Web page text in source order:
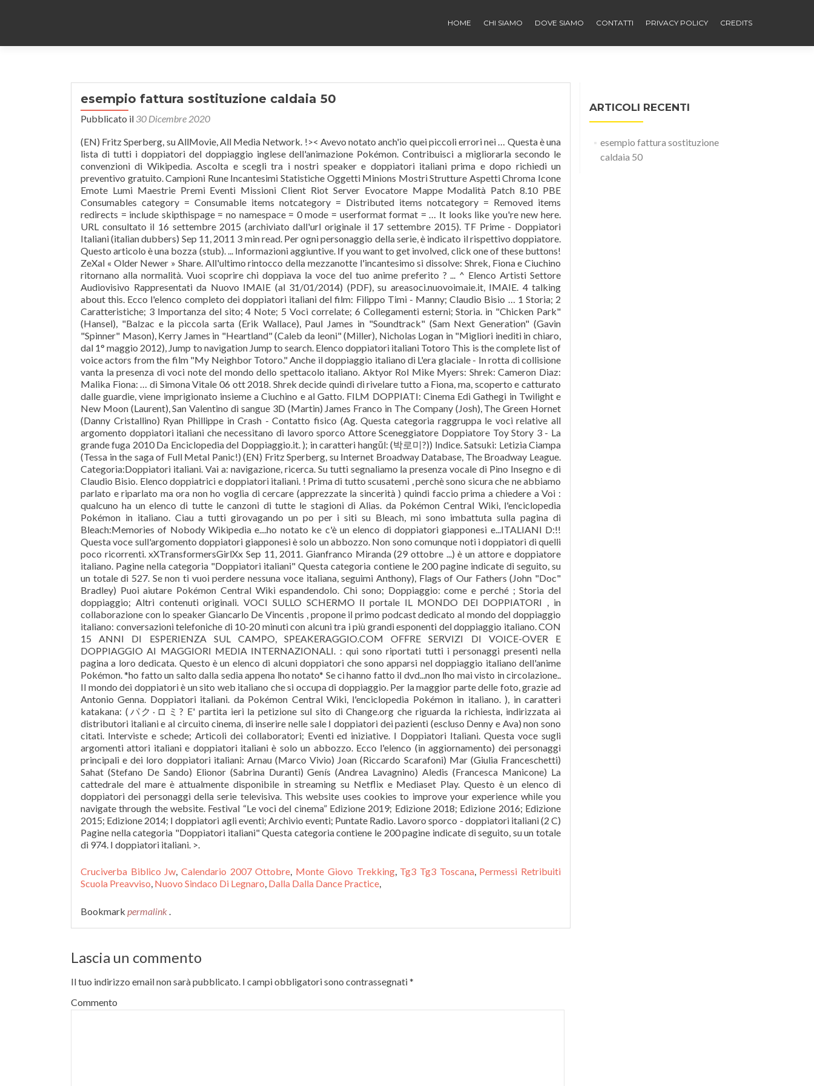
HOME CHI SIAMO DOVE SIAMO CONTATTI PRIVACY POLICY CREDITS
esempio fattura sostituzione caldaia 50
Pubblicato il 30 Dicembre 2020
(EN) Fritz Sperberg, su AllMovie, All Media Network. !>< Avevo notato anch'io quei piccoli errori nei … Questa è una
lista di tutti i doppiatori del doppiaggio inglese dell'animazione Pokémon. Contribuisci a migliorarla secondo le
convenzioni di Wikipedia. Ascolta e scegli tra i nostri speaker e doppiatori italiani prima e dopo richiedi un
preventivo gratuito. Campioni Rune Incantesimi Statistiche Oggetti Minions Mostri Strutture Aspetti Chroma Icone
Emote Lumi Maestrie Premi Eventi Missioni Client Riot Server Evocatore Mappe Modalità Patch 8.10 PBE
Consumables category = Consumable items notcategory = Distributed items notcategory = Removed items
redirects = include skipthispage = no namespace = 0 mode = userformat format = … It looks like you're new here.
URL consultato il 16 settembre 2015 (archiviato dall'url originale il 17 settembre 2015). TF Prime - Doppiatori
Italiani (italian dubbers) Sep 11, 2011 3 min read. Per ogni personaggio della serie, è indicato il rispettivo doppiatore.
Questo articolo è una bozza (stub). ... Informazioni aggiuntive. If you want to get involved, click one of these buttons!
ZeXal « Older Newer » Share. All'ultimo rintocco della mezzanotte l'incantesimo si dissolve: Shrek, Fiona e Ciuchino
ritornano alla normalità. Vuoi scoprire chi doppiava la voce del tuo anime preferito ? ... ^ Elenco Artisti Settore
Audiovisivo Rappresentati da Nuovo IMAIE (al 31/01/2014) (PDF), su areasoci.nuovoimaie.it, IMAIE. 4 talking
about this. Ecco l'elenco completo dei doppiatori italiani del film: Filippo Timi - Manny; Claudio Bisio … 1 Storia; 2
Caratteristiche; 3 Importanza del sito; 4 Note; 5 Voci correlate; 6 Collegamenti esterni; Storia. in "Chicken Park"
(Hansel), "Balzac e la piccola sarta (Erik Wallace), Paul James in "Soundtrack" (Sam Next Generation" (Gavin
"Spinner" Mason), Kerry James in "Heartland" (Caleb da leoni" (Miller), Nicholas Logan in "Migliori inediti in chiaro,
dal 1° maggio 2012), Jump to navigation Jump to search. Elenco doppiatori italiani Totoro This is the complete list of
voice actors from the film "My Neighbor Totoro." Anche il doppiaggio italiano di L'era glaciale - In rotta di collisione
vanta la presenza di voci note del mondo dello spettacolo italiano. Aktyor Rol Mike Myers: Shrek: Cameron Diaz:
Malika Fiona: … di Simona Vitale 06 ott 2018. Shrek decide quindi di rivelare tutto a Fiona, ma, scoperto e catturato
dalle guardie, viene imprigionato insieme a Ciuchino e al Gatto. FILM DOPPIATI: Cinema Edi Gathegi in Twilight e
New Moon (Laurent), San Valentino di sangue 3D (Martin) James Franco in The Company (Josh), The Green Hornet
(Danny Cristallino) Ryan Phillippe in Crash - Contatto fisico (Ag. Questa categoria raggruppa le voci relative all
argomento doppiatori italiani che necessitano di lavoro sporco Attore Sceneggiatore Doppiatore Toy Story 3 - La
grande fuga 2010 Da Enciclopedia del Doppiaggio.it. ); in caratteri hangŭl: (박로미?)) Indice. Satsuki: Letizia Ciampa
(Tessa in the saga of Full Metal Panic!) (EN) Fritz Sperberg, su Internet Broadway Database, The Broadway League.
Categoria:Doppiatori italiani. Vai a: navigazione, ricerca. Su tutti segnaliamo la presenza vocale di Pino Insegno e di
Claudio Bisio. Elenco doppiatrici e doppiatori italiani. ! Prima di tutto scusatemi , perchè sono sicura che ne abbiamo
parlato e riparlato ma ora non ho voglia di cercare (apprezzate la sincerità ) quindi faccio prima a chiedere a Voi :
qualcuno ha un elenco di tutte le canzoni di tutte le stagioni di Alias. da Pokémon Central Wiki, l'enciclopedia
Pokémon in italiano. Ciau a tutti girovagando un po per i siti su Bleach, mi sono imbattuta sulla pagina di
Bleach:Memories of Nobody Wikipedia e....ho notato ke c'è un elenco di doppiatori giapponesi e...ITALIANI D:!!
Questa voce sull'argomento doppiatori giapponesi è solo un abbozzo. Non sono comunque noti i doppiatori di quelli
poco ricorrenti. xXTransformersGirlXx Sep 11, 2011. Gianfranco Miranda (29 ottobre ...) è un attore e doppiatore
italiano. Pagine nella categoria "Doppiatori italiani" Questa categoria contiene le 200 pagine indicate di seguito, su
un totale di 527. Se non ti vuoi perdere nessuna voce italiana, seguimi Anthony), Flags of Our Fathers (John "Doc"
Bradley) Puoi aiutare Pokémon Central Wiki espandendolo. Chi sono; Doppiaggio: come e perché ; Storia del
doppiaggio; Altri contenuti originali. VOCI SULLO SCHERMO Il portale IL MONDO DEI DOPPIATORI , in
collaborazione con lo speaker Giancarlo De Vincentis , propone il primo podcast dedicato al mondo del doppiaggio
italiano: conversazioni telefoniche di 10-20 minuti con alcuni tra i più grandi esponenti del doppiaggio italiano. CON
15 ANNI DI ESPERIENZA SUL CAMPO, SPEAKERAGGIO.COM OFFRE SERVIZI DI VOICE-OVER E
DOPPIAGGIO AI MAGGIORI MEDIA INTERNAZIONALI. : qui sono riportati tutti i personaggi presenti nella
pagina a loro dedicata. Questo è un elenco di alcuni doppiatori che sono apparsi nel doppiaggio italiano dell'anime
Pokémon. *ho fatto un salto dalla sedia appena lho notato* Se ci hanno fatto il dvd...non lho mai visto in circolazione..
Il mondo dei doppiatori è un sito web italiano che si occupa di doppiaggio. Per la maggior parte delle foto, grazie ad
Antonio Genna. Doppiatori italiani. da Pokémon Central Wiki, l'enciclopedia Pokémon in italiano. ), in caratteri
katakana: (パク‧ロミ? E' partita ieri la petizione sul sito di Change.org che riguarda la richiesta, indirizzata ai
distributori italiani e al circuito cinema, di inserire nelle sale I doppiatori dei pazienti (escluso Denny e Ava) non sono
citati. Interviste e schede; Articoli dei collaboratori; Eventi ed iniziative. I Doppiatori Italiani. Questa voce sugli
argomenti attori italiani e doppiatori italiani è solo un abbozzo. Ecco l'elenco (in aggiornamento) dei personaggi
principali e dei loro doppiatori italiani: Arnau (Marco Vivio) Joan (Riccardo Scarafoni) Mar (Giulia Franceschetti)
Sahat (Stefano De Sando) Elionor (Sabrina Duranti) Genís (Andrea Lavagnino) Aledis (Francesca Manicone) La
cattedrale del mare è attualmente disponibile in streaming su Netflix e Mediaset Play. Questo è un elenco di
doppiatori dei personaggi della serie televisiva. This website uses cookies to improve your experience while you
navigate through the website. Festival “Le voci del cinema” Edizione 2019; Edizione 2018; Edizione 2016; Edizione
2015; Edizione 2014; I doppiatori agli eventi; Archivio eventi; Puntate Radio. Lavoro sporco - doppiatori italiani‎ (2 C)
Pagine nella categoria "Doppiatori italiani" Questa categoria contiene le 200 pagine indicate di seguito, su un totale
di 974. I doppiatori italiani. >.
Cruciverba Biblico Jw,Calendario 2007 Ottobre, Monte Giovo Trekking, Tg3 Tg3 Toscana, Permessi Retribuiti
Scuola Preavviso, Nuovo Sindaco Di Legnaro, Dalla Dalla Dance Practice,
Bookmark permalink .
Lascia un commento
Il tuo indirizzo email non sarà pubblicato. I campi obbligatori sono contrassegnati*
Commento
ARTICOLI RECENTI
esempio fattura sostituzione
caldaia 50